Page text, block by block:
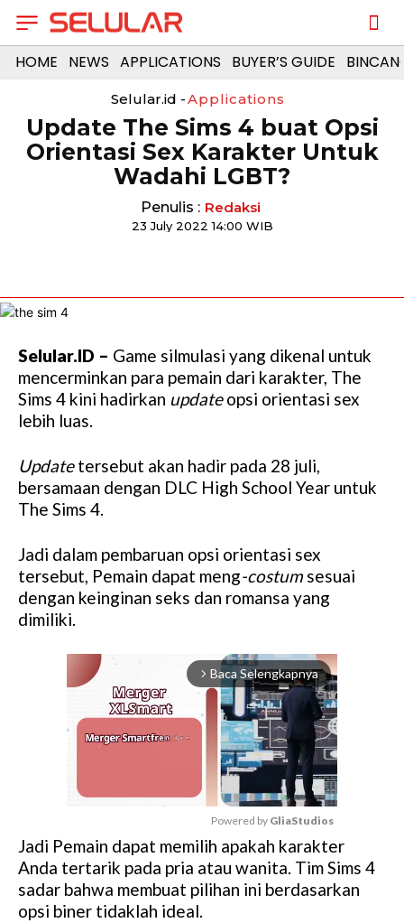
HOME NEWS APPLICATIONS BUYER’S GUIDE
Selular.id -Applications
Update The Sims 4 buat Opsi
Orientasi Sex Karakter Untuk
Wadahi LGBT?
Penulis : Redaksi
23 July 2022 14:00 WIB
Selular.ID – Game silmulasi yang dikenal untuk
mencerminkan para pemain dari karakter, The
Sims 4 kini hadirkan updateopsi orientasi sex
lebih luas.
Updatetersebut akan hadir pada 28 juli,
bersamaan dengan DLC High School Year untuk
The Sims 4.
Jadi dalam pembaruan opsi orientasi sex
tersebut, Pemain dapat meng-costumsesuai
dengan keinginan seks dan romansa yang
dimiliki.
arrow_forward_ios Baca Selengkapnya
M
u
t
Powered by GliaStudios
Jadi Pemain dapat memilih apakah karakter
Anda tertarik pada pria atau wanita. Tim Sims 4
sadar bahwa membuat pilihan ini berdasarkan
opsi biner tidaklah ideal.